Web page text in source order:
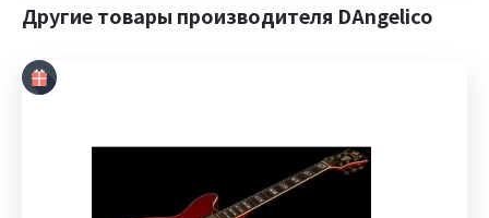
Другие товары производителя DAngelico